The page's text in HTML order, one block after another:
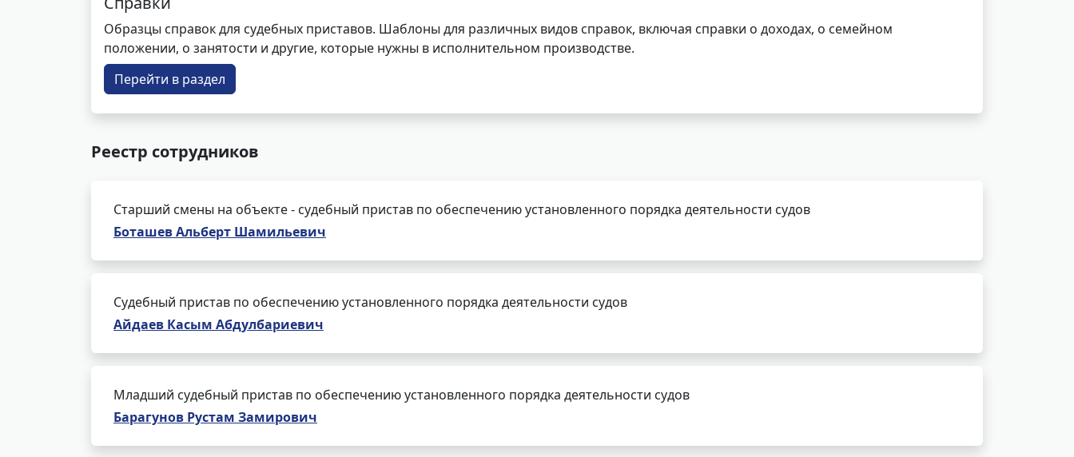
Образцы справок для судебных приставов. Шаблоны для различных видов справок, включая справки о доходах, о семейном
положении, о занятости и другие, которые нужны в исполнительном производстве.
Перейти в раздел
Реестр сотрудников
Старший смены на объекте - судебный пристав по обеспечению установленного порядка деятельности судов
Боташев Альберт Шамильевич
Судебный пристав по обеспечению установленного порядка деятельности судов
Айдаев Касым Абдулбариевич
Младший судебный пристав по обеспечению установленного порядка деятельности судов
Барагунов Рустам Замирович